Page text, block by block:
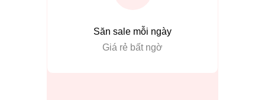
Săn sale mỗi ngày
Giá rẻ bất ngờ